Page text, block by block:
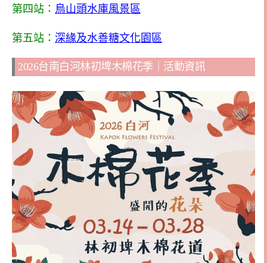
第四站： 烏山頭水庫風景區
第五站： 深緣及水善糖文化園區
2026台南白河林初埤木棉花季｜活動資訊